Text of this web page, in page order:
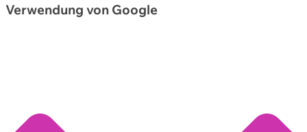
Verwendung von Google